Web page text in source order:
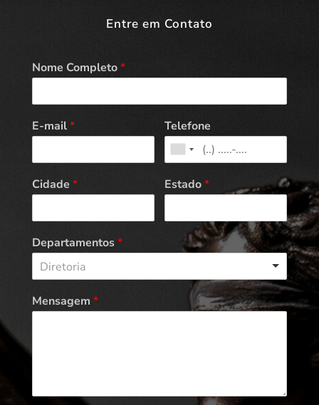
Entre em Contato
Nome Completo*
E-mail* Telefone
Cidade * Estado*
Departamentos*
Diretoria
Mensagem *